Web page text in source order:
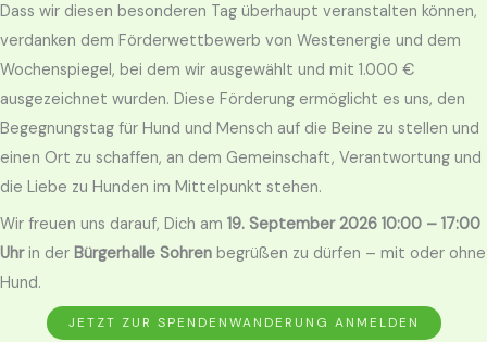
Dass wir diesen besonderen Tag überhaupt veranstalten können,
verdanken dem Förderwettbewerb von Westenergie und dem
Wochenspiegel, bei dem wir ausgewählt und mit 1.000 €
ausgezeichnet wurden. Diese Förderung ermöglicht es uns, den
Begegnungstag für Hund und Mensch auf die Beine zu stellen und
einen Ort zu schaffen, an dem Gemeinschaft, Verantwortung und
die Liebe zu Hunden im Mittelpunkt stehen.
Wir freuen uns darauf, Dich am 19. September 2026 10:00 – 17:00
Uhrin der Bürgerhalle Sohren begrüßen zu dürfen – mit oder ohne
Hund.
JETZT ZUR SPENDENWANDERUNG ANMELDEN